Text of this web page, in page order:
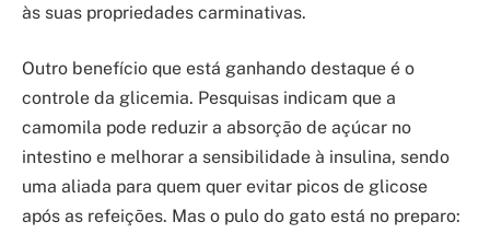
às suas propriedades carminativas.
Outro benefício que está ganhando destaque é o
controle da glicemia. Pesquisas indicam que a
camomila pode reduzir a absorção de açúcar no
intestino e melhorar a sensibilidade à insulina, sendo
uma aliada para quem quer evitar picos de glicose
após as refeições. Mas o pulo do gato está no preparo: